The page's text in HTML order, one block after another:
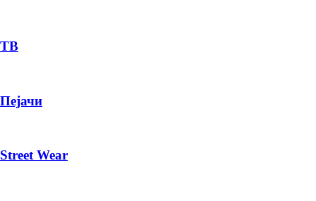
ПЛАТИ ПРИ ДОСТАВА ВО КЕШ
ТВ
Пејачи
Street Wear